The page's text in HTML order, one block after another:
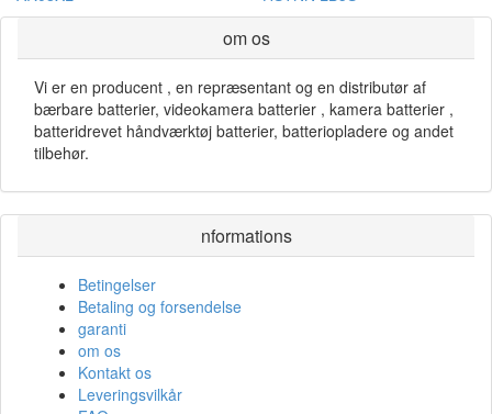
om os
Vi er en producent , en repræsentant og en distributør af
bærbare batterier, videokamera batterier , kamera batterier ,
batteridrevet håndværktøj batterier, batteriopladere og andet
tilbehør.
nformations
Betingelser
Betaling og forsendelse
garanti
om os
Kontakt os
Leveringsvilkår